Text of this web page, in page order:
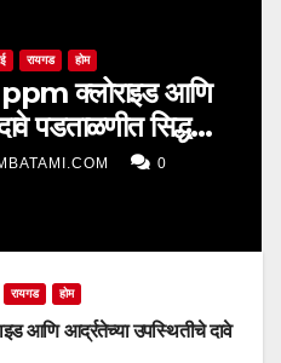
रायगड होम
क्लोराइड आणि
पडताळणीत सिद्ध
0
रायगड होम
आणि आर्द्रतेच्या उपस्थितीचे दावे